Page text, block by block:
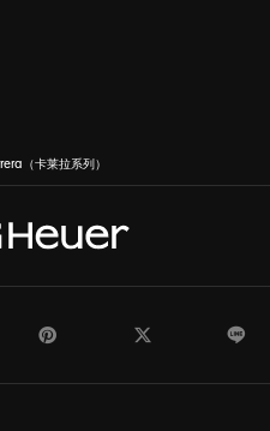
（卡莱拉系列）
Pinterest